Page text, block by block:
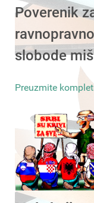
Poverenik
slobode
Preuzmite